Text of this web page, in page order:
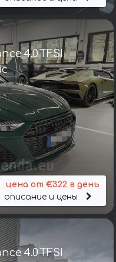
4.0 TFSI
цена от €322 в день
описание и цены
4.0 TFSI